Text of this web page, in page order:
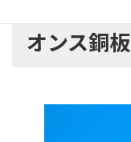
オンス銅板